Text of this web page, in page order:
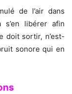
de l’air dans
libérer afin
doit sortir, n’est-
sonore qui en